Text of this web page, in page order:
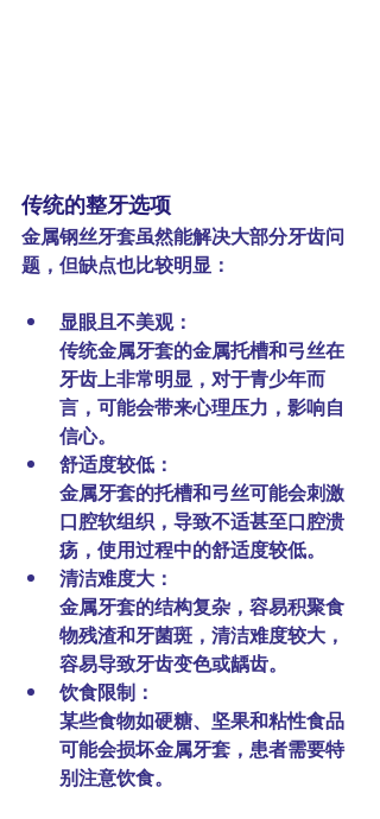
传统的整牙选项
金属钢丝牙套虽然能解决大部分牙齿问
题，但缺点也比较明显：
显眼且不美观：
传统金属牙套的金属托槽和弓丝在
牙齿上非常明显，对于青少年而
言，可能会带来心理压力，影响自
信心。
舒适度较低：
金属牙套的托槽和弓丝可能会刺激
口腔软组织，导致不适甚至口腔溃
疡，使用过程中的舒适度较低。
清洁难度大：
金属牙套的结构复杂，容易积聚食
物残渣和牙菌斑，清洁难度较大，
容易导致牙齿变色或龋齿。
饮食限制：
某些食物如硬糖、坚果和粘性食品
可能会损坏金属牙套，患者需要特
别注意饮食。